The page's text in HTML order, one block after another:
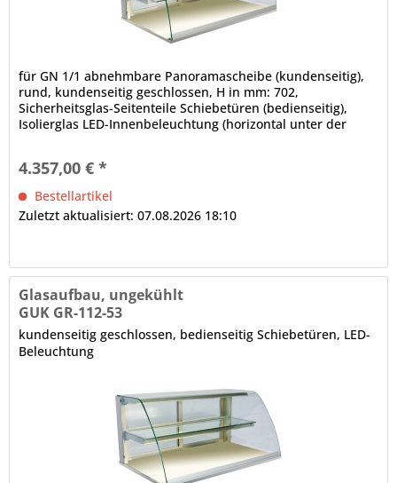
für GN 1/1 abnehmbare Panoramascheibe (kundenseitig),
rund, kundenseitig geschlossen, H in mm: 702,
Sicherheitsglas-Seitenteile Schiebetüren (bedienseitig),
Isolierglas LED-Innenbeleuchtung (horizontal unter der
elektrische Verkabelung, im Rundrohr nach unten...
4.357,00 € *
Bestellartikel
Zuletzt aktualisiert: 07.08.2026 18:10
Glasaufbau, ungekühlt
GUK GR-112-53
kundenseitig geschlossen, bedienseitig Schiebetüren, LED-
Beleuchtung